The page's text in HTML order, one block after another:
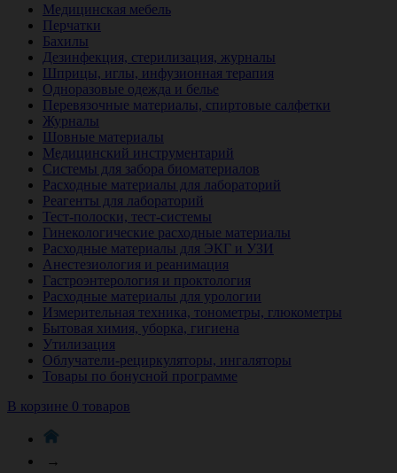
Медицинская мебель
Перчатки
Бахилы
Дезинфекция, стерилизация, журналы
Шприцы, иглы, инфузионная терапия
Одноразовые одежда и белье
Перевязочные материалы, спиртовые салфетки
Журналы
Шовные материалы
Медицинский инструментарий
Системы для забора биоматериалов
Расходные материалы для лабораторий
Реагенты для лабораторий
Тест-полоски, тест-системы
Гинекологические расходные материалы
Расходные материалы для ЭКГ и УЗИ
Анестезиология и реанимация
Гастроэнтерология и проктология
Расходные материалы для урологии
Измерительная техника, тонометры, глюкометры
Бытовая химия, уборка, гигиена
Утилизация
Облучатели-рециркуляторы, ингаляторы
Товары по бонусной программе
В корзине 0 товаров
→